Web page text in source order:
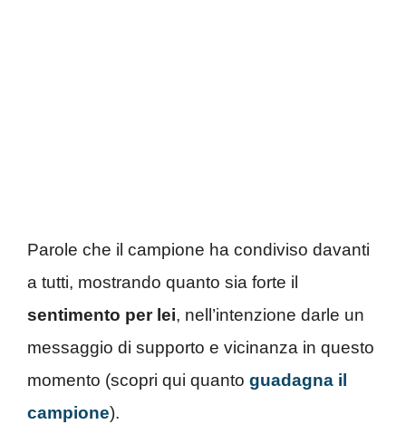
Parole che il campione ha condiviso davanti
a tutti, mostrando quanto sia forte il
sentimento per lei, nell’intenzione darle un
messaggio di supporto e vicinanza in questo
momento (scopri qui quanto guadagna il
campione).